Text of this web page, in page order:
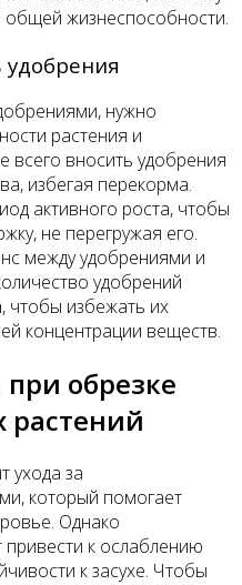
жизнеспособности.
удобрения
нужно
растения и
всего вносить удобрения
избегая перекорма.
активного роста, чтобы
не перегружая его.
между удобрениями и
удобрений
чтобы избежать их
концентрации веществ.
обрезке
растений
ухода за
который помогает
Однако
к ослаблению
к засухе. Чтобы